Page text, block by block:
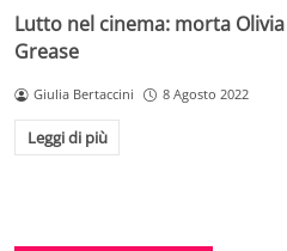
Lutto nel cinema: morta
Grease
Giulia Bertaccini 8 Agosto 2022
Leggi di più